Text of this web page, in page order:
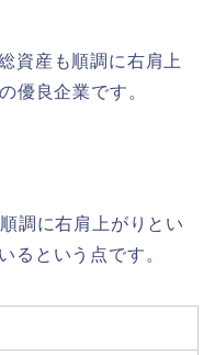
資産も順調に右肩上
優良企業です。
調に右肩上がりとい
るという点です。